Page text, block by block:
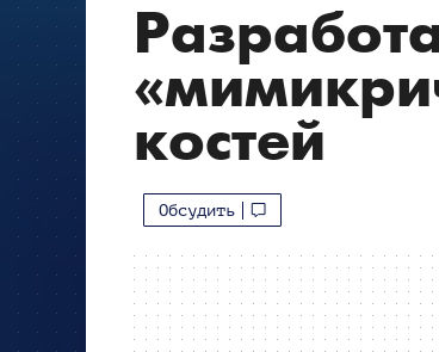
костей
Обсудить